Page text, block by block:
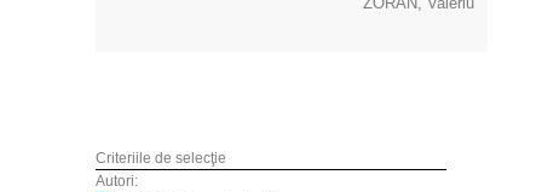
Criteriile de selecţie
Autori: